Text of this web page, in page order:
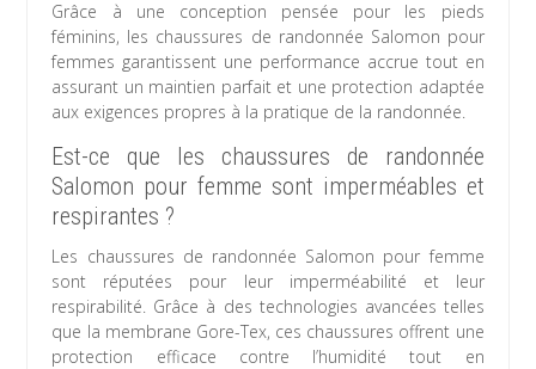
Grâce à une conception pensée pour les pieds
féminins, les chaussures de randonnée Salomon pour
femmes garantissent une performance accrue tout en
assurant un maintien parfait et une protection adaptée
aux exigences propres à la pratique de la randonnée.
Est-ce que les chaussures de randonnée
Salomon pour femme sont imperméables et
respirantes ?
Les chaussures de randonnée Salomon pour femme
sont réputées pour leur imperméabilité et leur
respirabilité. Grâce à des technologies avancées telles
que la membrane Gore-Tex, ces chaussures offrent une
protection efficace contre l’humidité tout en